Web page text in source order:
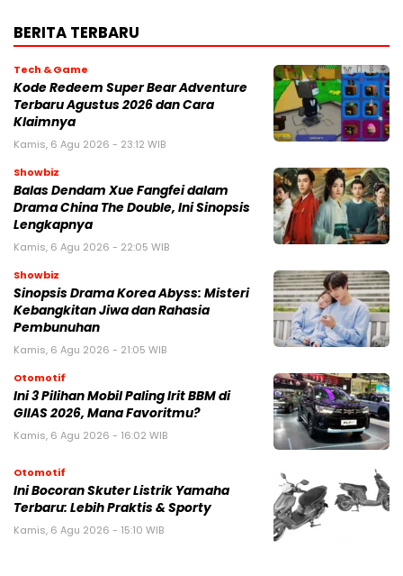
BERITA TERBARU
Tech & Game
Kode Redeem Super Bear Adventure
Terbaru Agustus 2026 dan Cara
Klaimnya
Kamis, 6 Agu 2026 - 23:12 WIB
Showbiz
Balas Dendam Xue Fangfei dalam
Drama China The Double, Ini Sinopsis
Lengkapnya
Kamis, 6 Agu 2026 - 22:05 WIB
Showbiz
Sinopsis Drama Korea Abyss: Misteri
Kebangkitan Jiwa dan Rahasia
Pembunuhan
Kamis, 6 Agu 2026 - 21:05 WIB
Otomotif
Ini 3 Pilihan Mobil Paling Irit BBM di
GIIAS 2026, Mana Favoritmu?
Kamis, 6 Agu 2026 - 16:02 WIB
Otomotif
Ini Bocoran Skuter Listrik Yamaha
Terbaru: Lebih Praktis & Sporty
Kamis, 6 Agu 2026 - 15:10 WIB